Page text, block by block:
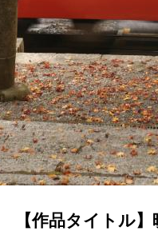
【作品タイトル